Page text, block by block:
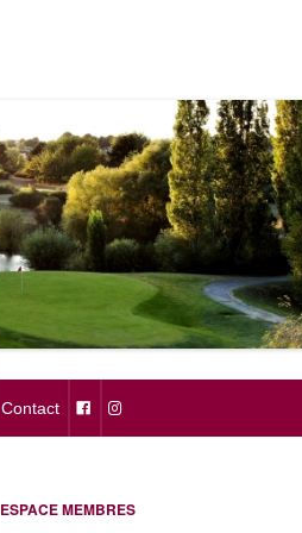
Contact
ESPACE MEMBRES